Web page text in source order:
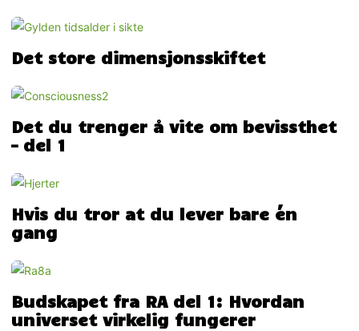
Det store dimensjonsskiftet
Det du trenger å vite om bevissthet
– del 1
Hvis du tror at du lever bare én
gang
Budskapet fra RA del 1: Hvordan
universet virkelig fungerer